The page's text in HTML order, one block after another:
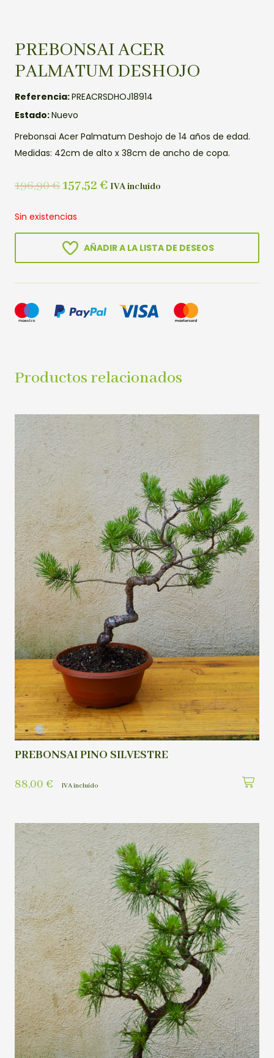
PREBONSAI ACER
PALMATUM DESHOJO
Referencia:PREACRSDHOJ18914
Estado:Nuevo
Prebonsai Acer Palmatum Deshojo de 14 años de edad.
Medidas: 42cm de alto x 38cm de ancho de copa.
196,90€157,52 € IVA incluído
Sin existencias
AÑADIR A LA LISTA DE DESEOS
Productos relacionados
PREBONSAI PINO SILVESTRE
88,00 € IVA incluído